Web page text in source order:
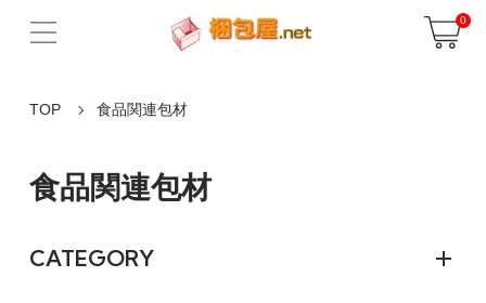
0
TOP 食品関連包材
食品関連包材
CATEGORY